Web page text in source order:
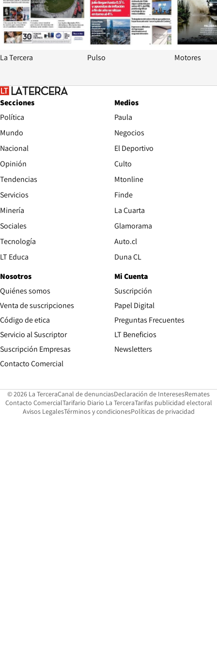
La Tercera Pulso Motores
Secciones
Política
Mundo
Nacional
Opinión
Tendencias
Servicios
Minería
Sociales
Tecnología
LT Educa
Medios
Paula
Negocios
El Deportivo
Culto
Mtonline
Finde
La Cuarta
Glamorama
Auto.cl
Duna CL
Nosotros
Quiénes somos
Venta de suscripciones
Código de etica Opens in new window
Servicio al Suscriptor
Suscripción Empresas
Contacto Comercial
Mi Cuenta
Suscripción
Papel Digital
Preguntas Frecuentes
LT Beneficios
Newsletters
© 2026 La TerceraCanal de denunciasOpens in new window
Declaración de InteresesOpens in
Remates
Contacto ComercialOpens in new window
Tarifario Diario La TerceraOpens in new window
Tarifas publicidad electoral
Avisos LegalesOpens in new window
Términos y condicionesPolíticas de privacidad